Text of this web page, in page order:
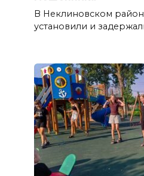
В Неклиновском
установили и